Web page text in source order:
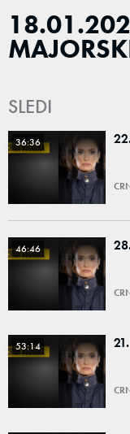
SLEDI
36:36
46:46
53:14